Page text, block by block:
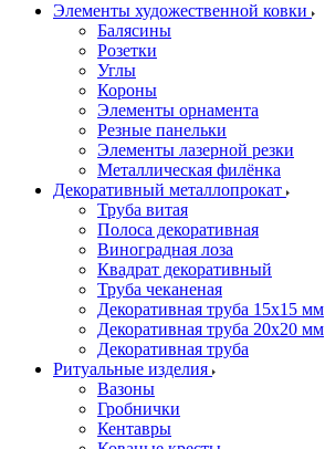
Элементы художественной ковки
Балясины
Розетки
Углы
Короны
Элементы орнамента
Резные панельки
Элементы лазерной резки
Металлическая филёнка
Декоративный металлопрокат
Труба витая
Полоса декоративная
Виноградная лоза
Квадрат декоративный
Труба чеканеная
Декоративная труба 15х15 мм
Декоративная труба 20х20 мм
Декоративная труба
Ритуальные изделия
Вазоны
Гробнички
Кентавры